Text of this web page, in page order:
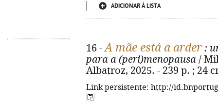
ADICIONAR À LISTA
16 -A mãe está a arder :
para a (peri)menopausa /
Albatroz, 2025. - 239 p. ; 24
Link persistente: http://